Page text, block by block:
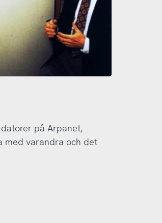
på Arpanet,
med varandra och det